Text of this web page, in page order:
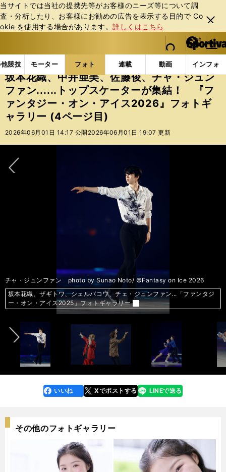
当サイトでは当社の提携先等がお客様のニーズ等について調
査・分析したり、お客様にお勧めの広告を表⽰する⽬的で Co
okie を使⽤する場合があります。詳しくはこちら
閉じ
る
web Sportiva (webスポルティーバ)
検索
マイペ
ー
ジ
メニュ
競技 モーター フォト 連載 動画 インフォ
b
ス
ポ
ル
テ
ー
バ
フォトギャラリー 坂本花織、中井亜美、佐藤俊、チ
坂本花織、中井亜美、佐藤俊、チャ・ジュン
ファン......トップスケーターが集結！ 『フ
ァンタジー・オン・アイス2026』フォトギ
ャラリー (4ページ目)
2026年06月01日 14:17 公開 2026年06月01日 19:07 更新
坂本花織 photo by Sunao Noto/ ©Fantasy on Ice 2026
坂本花織、ザギトワ、シェルバコワ、チェ・ジュンファン...「ファンタジ
ー・オン・アイス2025」フォトギャラリー
中井亜美 photo by Sunao Noto/ ©Fantasy on Ice 2026
坂本花織、ザギトワ、シェルバコワ、チェ・ジュンファン...「ファンタジ
ー・オン・アイス2025」フォトギャラリー
記事＞＞
櫛田育良＆島田高志郎 photo by Sunao Noto/ ©Fantasy on Ice 2026
坂本花織、ザギトワ、シェルバコワ、チェ・ジュンファン...「ファンタジ
ー・オン・アイス2025」フォトギャラリー
チャ・ジュンファン photo by Sunao Noto/ ©Fantasy on Ice 2026
坂本花織、ザギトワ、シェルバコワ、チェ・ジュンファン...「ファンタジ
ー・オン・アイス2025」フォトギャラリー
（左）安田章大 （右）織田信成 photo by Sunao Noto/ ©Fantasy on
Ice 2026
坂本花織、ザギトワ、シェルバコワ、チェ・ジュンファン...「ファンタジ
ー・オン・アイス2025」フォトギャラリー
青木祐奈＆友野一希 photo by Sunao Noto/ ©Fantasy on Ice 2026
坂本花織、ザギトワ、シェルバコワ、チェ・ジュンファン...「ファンタジ
ー・オン・アイス2025」フォトギャラリー
中田璃士 photo by Sunao Noto/ ©Fantasy on Ice 2026
坂本花織、ザギトワ、シェルバコワ、チェ・ジュンファン...「ファンタジ
ー・オン・アイス2025」フォトギャラリー
宮原知子＆ステファン・ランビエル photo by Sunao Noto/ ©Fantasy on
Ice 2026
坂本花織、ザギトワ、シェルバコワ、チェ・ジュンファン...「ファンタジ
ー・オン・アイス2025」フォトギャラリー
佐藤駿 photo by Sunao Noto/ ©Fantasy on Ice 2026
坂本花織、ザギトワ、シェルバコワ、チェ・ジュンファン...「ファンタジ
ー・オン・アイス2025」フォトギャラリー
ロランス・フルニエ・ボードリー＆ギヨーム・シゼロン photo by Sunao
Noto/ ©Fantasy on Ice 2026
坂本花織、ザギトワ、シェルバコワ、チェ・ジュンファン...「ファンタジ
ー・オン・アイス2025」フォトギャラリー
前へ
faceboo
k
いいね Xでポストする
line LINEで送る
その他のフォトギャラリー